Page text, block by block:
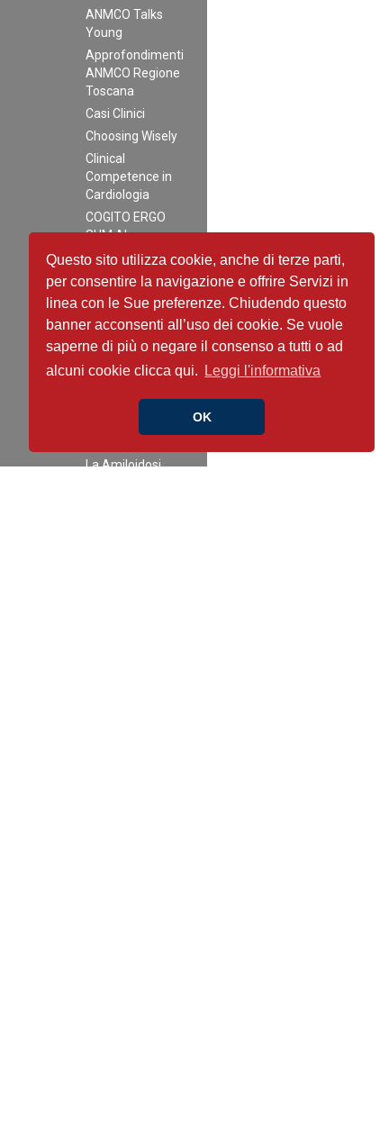
Questo sito utilizza cookie, anche di terze parti,
per consentire la navigazione e offrire Servizi in
linea con le Sue preferenze. Chiudendo questo
banner acconsenti all’uso dei cookie. Se vuole
saperne di più o negare il consenso a tutti o ad
alcuni cookie clicca qui.
Leggi l'informativa
OK
ANMCO Talks
Young
Approfondimenti
ANMCO Regione
Toscana
Casi Clinici
Choosing Wisely
Clinical
Competence in
Cardiologia
COGITO ERGO
SUM AI
Distillati di buon
senso
EpiCardio
Fast&Curious
right side of heart
La Amiloidosi